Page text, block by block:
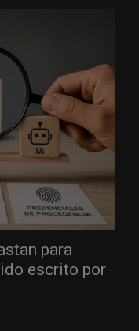
para
escrito por